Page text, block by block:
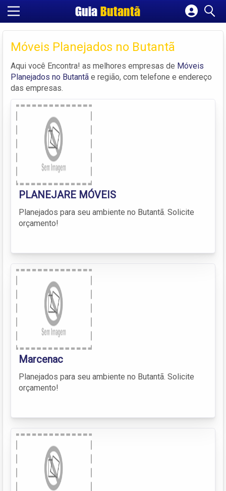
GuiaButantã
Cadastrar empresa
Criar conta
Móveis Planejados no Butantã
Aqui você Encontra! as melhores empresas de Móveis
Planejados no Butantã e região, com telefone e endereço
das empresas.
PLANEJARE MÓVEIS
Planejados para seu ambiente no Butantã. Solicite
orçamento!
Marcenac
Planejados para seu ambiente no Butantã. Solicite
orçamento!